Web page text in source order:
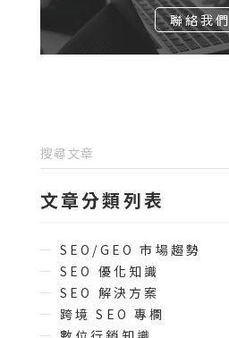
聯絡我們
文章分類列表
SEO/GEO 市場趨勢
SEO 優化知識
SEO 解決方案
跨境 SEO 專欄